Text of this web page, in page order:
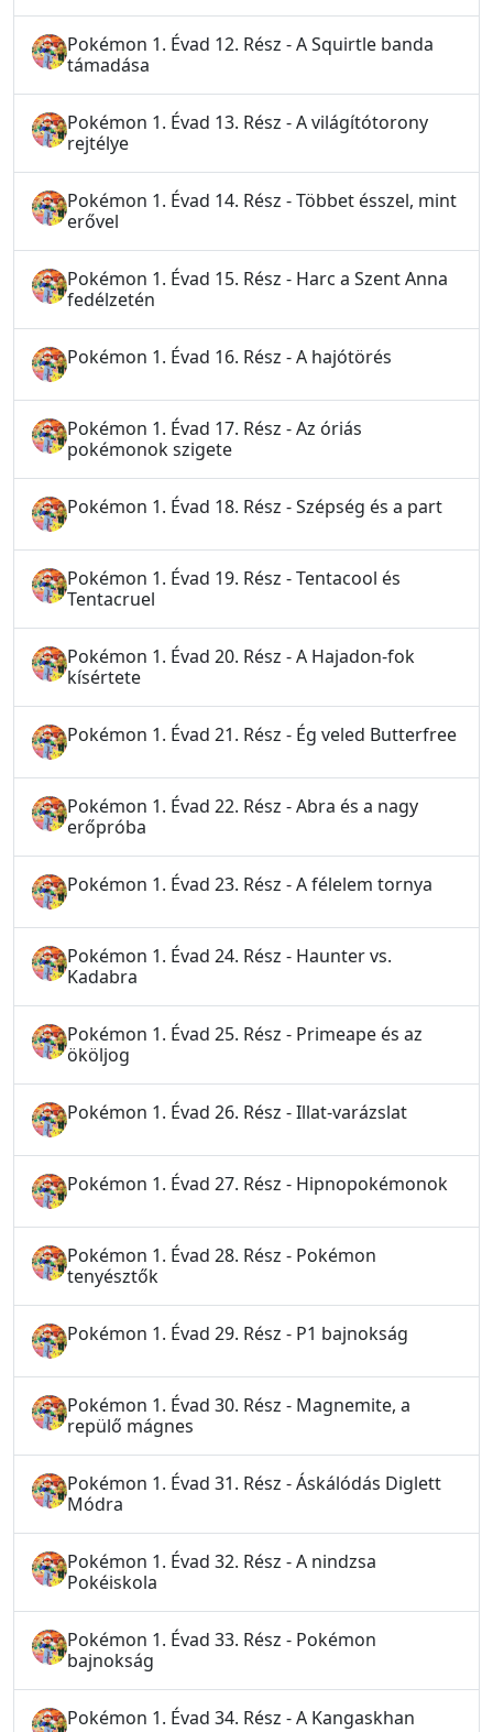
Pokémon 1. Évad 12. Rész - A Squirtle banda
támadása
Pokémon 1. Évad 13. Rész - A világítótorony
rejtélye
Pokémon 1. Évad 14. Rész - Többet ésszel, mint
erővel
Pokémon 1. Évad 15. Rész - Harc a Szent Anna
fedélzetén
Pokémon 1. Évad 16. Rész - A hajótörés
Pokémon 1. Évad 17. Rész - Az óriás
pokémonok szigete
Pokémon 1. Évad 18. Rész - Szépség és a part
Pokémon 1. Évad 19. Rész - Tentacool és
Tentacruel
Pokémon 1. Évad 20. Rész - A Hajadon-fok
kísértete
Pokémon 1. Évad 21. Rész - Ég veled Butterfree
Pokémon 1. Évad 22. Rész - Abra és a nagy
erőpróba
Pokémon 1. Évad 23. Rész - A félelem tornya
Pokémon 1. Évad 24. Rész - Haunter vs.
Kadabra
Pokémon 1. Évad 25. Rész - Primeape és az
ököljog
Pokémon 1. Évad 26. Rész - Illat-varázslat
Pokémon 1. Évad 27. Rész - Hipnopokémonok
Pokémon 1. Évad 28. Rész - Pokémon
tenyésztők
Pokémon 1. Évad 29. Rész - P1 bajnokság
Pokémon 1. Évad 30. Rész - Magnemite, a
repülő mágnes
Pokémon 1. Évad 31. Rész - Áskálódás Diglett
Módra
Pokémon 1. Évad 32. Rész - A nindzsa
Pokéiskola
Pokémon 1. Évad 33. Rész - Pokémon
bajnokság
Pokémon 1. Évad 34. Rész - A Kangaskhan